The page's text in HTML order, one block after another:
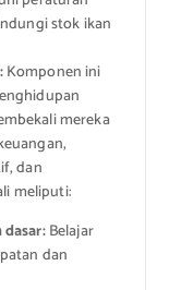
stok ikan
Komponen ini
mereka
dan
meliputi:
Belajar
dan